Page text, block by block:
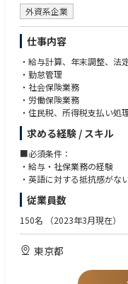
外資系企業
仕事内容
・給与計算、年末調整、法
・勤怠管理
・社会保険業務
・労働保険業務
・住民税、所得税支払い処
・商標・意匠・特許関係更
・各種保険手続き（火災保
・健康診断手配
・会議資料作成
・携帯電話管理
※給与計算等の処理人数は
求める経験 / スキル
■必須条件：
・給与・社保業務の経験
・英語に対する抵抗感がな
従業員数
150名 （2023年3月現在）
東京都